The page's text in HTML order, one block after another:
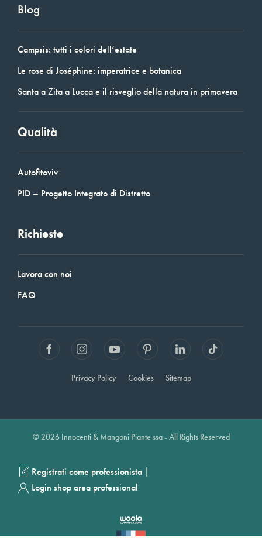
Blog
Campsis: tutti i colori dell’estate
Le rose di Joséphine: imperatrice e botanica
Santa a Zita a Lucca e il risveglio della natura in primavera
Qualità
Autofitoviv
PID – Progetto Integrato di Distretto
Richieste
Lavora con noi
FAQ
Privacy Policy Cookies Sitemap
© 2026 Innocenti & Mangoni Piante ssa - All Rights Reserved
Registrati come professionista |
Login shop area professional